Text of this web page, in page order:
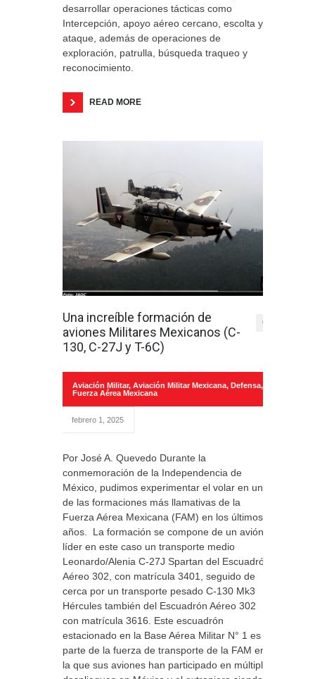
desarrollar operaciones tácticas como
Intercepción, apoyo aéreo cercano, escolta y
ataque, además de operaciones de
exploración, patrulla, búsqueda traqueo y
reconocimiento.
READ MORE
Una increíble formación de
aviones Militares Mexicanos (C-
130, C-27J y T-6C)
0
Aviación Militar, Aviación Militar Mexicana, Defensa,
Fuerza Aérea Mexicana
febrero 1, 2025
Por José A. Quevedo Durante la
conmemoración de la Independencia de
México, pudimos experimentar el volar en una
de las formaciones más llamativas de la
Fuerza Aérea Mexicana (FAM) en los últimos
años. La formación se compone de un avión
líder en este caso un transporte medio
Leonardo/Alenia C-27J Spartan del Escuadrón
Aéreo 302, con matrícula 3401, seguido de
cerca por un transporte pesado C-130 Mk3
Hércules también del Escuadrón Aéreo 302
con matrícula 3616. Este escuadrón
estacionado en la Base Aérea Militar N° 1 es
parte de la fuerza de transporte de la FAM en
la que sus aviones han participado en múltiples